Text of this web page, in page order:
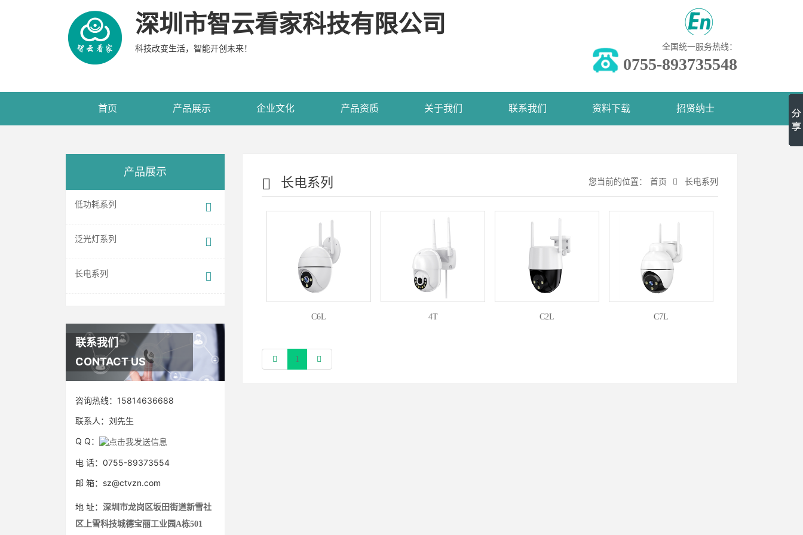
深圳市智云看家科技有限公司
科技改变生活，智能开创未来！ 全国统一服务热线：
0755-893735548
首页 产品展示 企业文化 产品资质 关于我们 联系我们 资料下载 招贤纳士
产品展示
低功耗系列
泛光灯系列
长电系列
联系我们
CONTACT US
咨询热线： 15814636688
联系人： 刘先生
Q Q：
电 话：0755-89373554
邮 箱：sz@ctvzn.com
地 址： 深圳市龙岗区坂田街道新雪社
区上雪科技城德宝丽工业园A栋501
长电系列 您当前的位置： 首页 长电系列
C6L 4T C2L C7L
1